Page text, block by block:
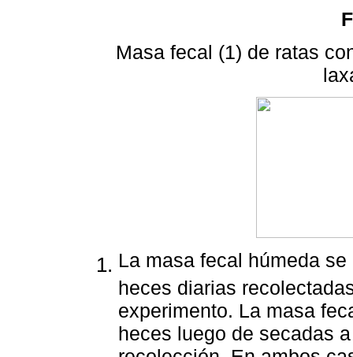
Masa fecal (1) de ratas
La masa fecal húmeda
heces diarias
experimento. La masa
heces luego de secadas